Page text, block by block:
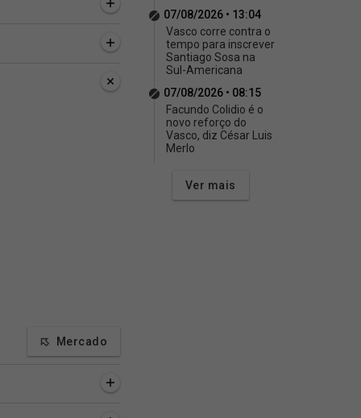
Mercado
07/08/2026 • 13:04
Vasco corre contra o
tempo para inscrever
Santiago Sosa na
Sul-Americana
07/08/2026 • 08:15
Facundo Colidio é o
novo reforço do
Vasco, diz César Luis
Merlo
Ver mais